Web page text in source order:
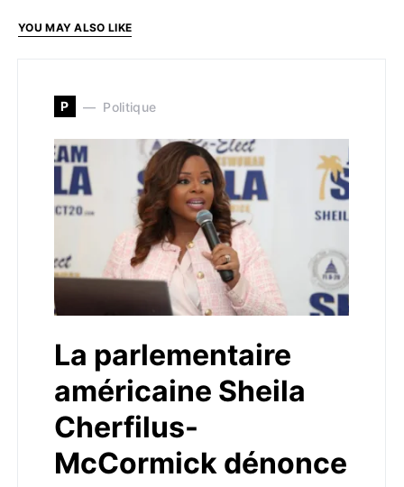
YOU MAY ALSO LIKE
P Politique
La parlementaire
américaine Sheila
Cherfilus-
McCormick dénonce